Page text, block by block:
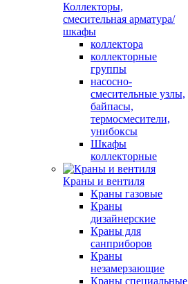
Коллекторы,
смесительная арматура/
шкафы
коллектора
коллекторные
группы
насосно-
смесительные узлы,
байпасы,
термосмесители,
унибоксы
Шкафы
коллекторные
Краны и вентиля
Краны газовые
Краны
дизайнерские
Краны для
санприборов
Краны
незамерзающие
Краны специальные